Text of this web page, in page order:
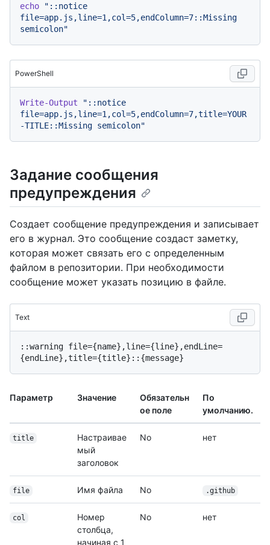
echo
"::notice
file=app.js,line=1,col=5,endColumn=7::Missing
semicolon"
PowerShell
Write-Output
"::notice
file=app.js,line=1,col=5,endColumn=7,title=YOUR
-TITLE::Missing semicolon"
Задание сообщения
предупреждения
Создает сообщение предупреждения и записывает
его в журнал. Это сообщение создаст заметку,
которая может связать его с определенным
файлом в репозитории. При необходимости
сообщение может указать позицию в файле.
Text
::warning file={name},line={line},endLine=
Параметр Значение
Обязательн
ое поле
По
умолчанию.
title
Настраивае
мый
заголовок
No нет
file Имя файла No .github
col
Номер
столбца,
начиная с 1
No нет